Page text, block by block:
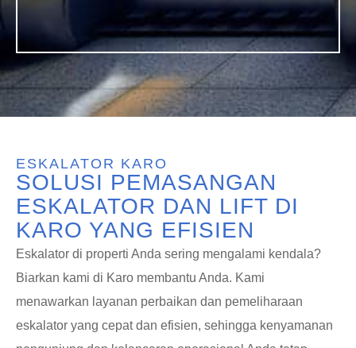
ESKALATOR KARO
SOLUSI PEMASANGAN
ESKALATOR DAN LIFT DI
KARO YANG EFISIEN
Eskalator di properti Anda sering mengalami kendala?
Biarkan kami di Karo membantu Anda. Kami
menawarkan layanan perbaikan dan pemeliharaan
eskalator yang cepat dan efisien, sehingga kenyamanan